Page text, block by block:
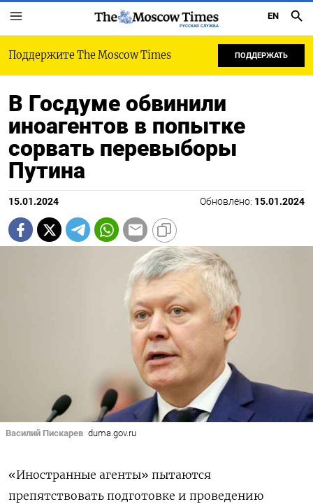
РУССКАЯ СЛУЖБА
EN
Поддержите The Moscow Times ПОДДЕРЖАТЬ
В Госдуме обвинили
иноагентов в попытке
сорвать перевыборы
Путина
15.01.2024 Обновлено: 15.01.2024
Василий Пискарев duma.gov.ru
«Иностранные агенты» пытаются
препятствовать подготовке и проведению